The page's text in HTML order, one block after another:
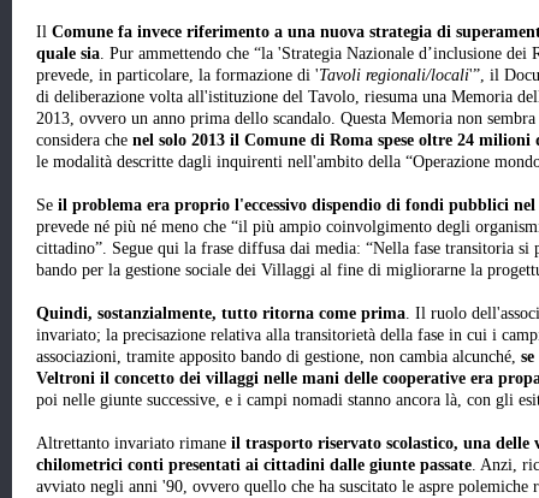
Il Comune fa invece riferimento a una nuova strategia di
quale sia. Pur ammettendo che “la 'Strategia Nazionale d’inclusione
prevede, in particolare, la formazione di 'Tavoli regionali/locali'”, il
di deliberazione volta all'istituzione del Tavolo, riesuma una Memoria
2013, ovvero un anno prima dello scandalo. Questa Memoria non
considera che nel solo 2013 il Comune di Roma spese oltre 24
le modalità descritte dagli inquirenti nell'ambito della “Operazione
Se il problema era proprio l'eccessivo dispendio di fondi pubblici nel
prevede né più né meno che “il più ampio coinvolgimento degli
cittadino”. Segue qui la frase diffusa dai media: “Nella fase transitoria si
bando per la gestione sociale dei Villaggi al fine di migliorarne la
Quindi, sostanzialmente, tutto ritorna come prima. Il ruolo
invariato; la precisazione relativa alla transitorietà della fase in cui i
associazioni, tramite apposito bando di gestione, non cambia alcunché,
Veltroni il concetto dei villaggi nelle mani delle cooperative era
poi nelle giunte successive, e i campi nomadi stanno ancora là, con gli
Altrettanto invariato rimane il trasporto riservato scolastico, una delle
chilometrici conti presentati ai cittadini dalle giunte passate. Anzi,
avviato negli anni '90, ovvero quello che ha suscitato le aspre